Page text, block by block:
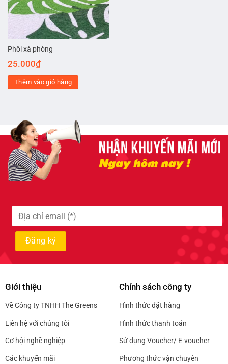
Phôi xà phòng
25.000₫
Thêm vào giỏ hàng
Giới thiệu
Về Công ty TNHH The Greens
Liên hệ với chúng tôi
Cơ hội nghề nghiệp
Các khuyến mãi
Chính sách công ty
Hình thức đặt hàng
Hình thức thanh toán
Sử dụng Voucher/ E-voucher
Phương thức vận chuyên